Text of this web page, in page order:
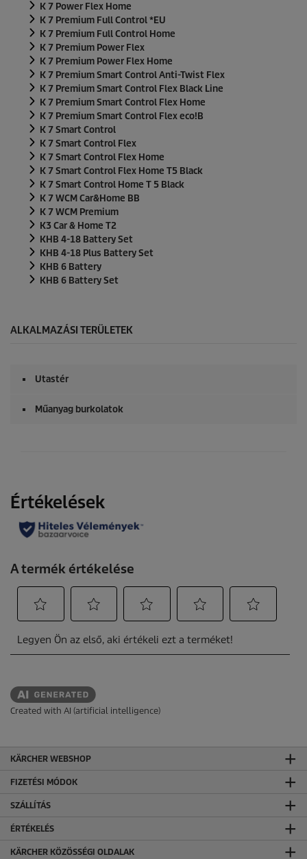
K 7 Power Flex Home
K 7 Premium Full Control *EU
K 7 Premium Full Control Home
K 7 Premium Power Flex
K 7 Premium Power Flex Home
K 7 Premium Smart Control Anti-Twist Flex
K 7 Premium Smart Control Flex Black Line
K 7 Premium Smart Control Flex Home
K 7 Premium Smart Control Flex eco!B
K 7 Smart Control
K 7 Smart Control Flex
K 7 Smart Control Flex Home
K 7 Smart Control Flex Home T5 Black
K 7 Smart Control Home T 5 Black
K 7 WCM Car&Home BB
K 7 WCM Premium
K3 Car & Home T2
KHB 4-18 Battery Set
KHB 4-18 Plus Battery Set
KHB 6 Battery
KHB 6 Battery Set
ALKALMAZÁSI TERÜLETEK
Utastér
Műanyag burkolatok
Created with AI (artificial intelligence)
KÄRCHER WEBSHOP
FIZETÉSI MÓDOK
SZÁLLÍTÁS
ÉRTÉKELÉS
KÄRCHER KÖZÖSSÉGI OLDALAK